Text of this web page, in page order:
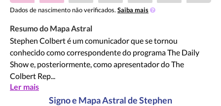
Dados de nascimento não verificados. Saiba mais
Resumo do Mapa Astral
Stephen Colbert é um comunicador que se tornou
conhecido como correspondente do programa The Daily
Show e, posteriormente, como apresentador do The
Colbert Rep...
Ler mais
Signo e Mapa Astral de Stephen